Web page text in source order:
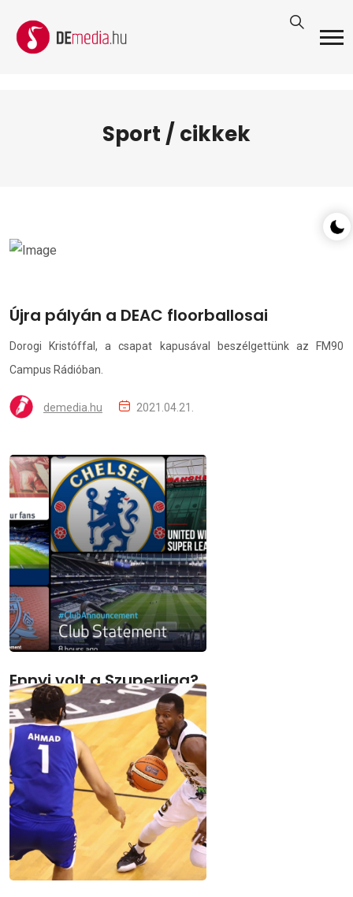
Sport / cikkek
Újra pályán a DEAC floorballosai
Dorogi Kristóffal, a csapat kapusával beszélgettünk az FM90
Campus Rádióban.
demedia.hu 2021.04.21.
Ennyi volt a Szuperliga?
Az alapító angol klubok máris kiléptek.
demedia.hu 2021.04.21.